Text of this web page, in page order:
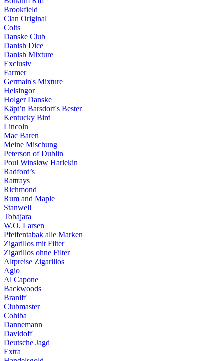
Brookfield
Clan Original
Colts
Danske Club
Danish Dice
Danish Mixture
Exclusiv
Farmer
Germain's Mixture
Helsingor
Holger Danske
Käpt’n Barsdorf's Bester
Kentucky Bird
Lincoln
Mac Baren
Meine Mischung
Peterson of Dublin
Poul Winsløw Harlekin
Radford’s
Rattrays
Richmond
Rum and Maple
Stanwell
Tobajara
W.O. Larsen
Pfeifentabak alle Marken
Zigarillos mit Filter
Zigarillos ohne Filter
Altpreise Zigarillos
Agio
Al Capone
Backwoods
Braniff
Clubmaster
Cohiba
Dannemann
Davidoff
Deutsche Jagd
Extra